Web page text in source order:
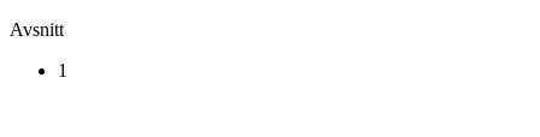
Avsnitt
1